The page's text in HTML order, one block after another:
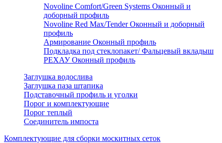
Novoline Comfort/Green Systems Оконный и
доборный профиль
Novoline Red Max/Tender Оконный и доборный
профиль
Армирование Оконный профиль
Подкладка под стеклопакет/ Фальцевый вкладыш
РЕХАУ Оконный профиль
Заглушка водослива
Заглушка паза штапика
Подставочный профиль и уголки
Порог и комплектующие
Порог теплый
Соединитель импоста
Комплектующие для сборки москитных сеток